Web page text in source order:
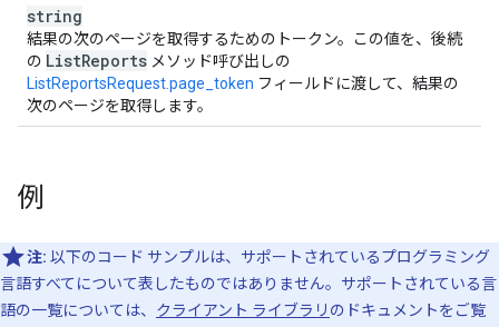
string
結果の次のページを取得するためのトークン。この値を、後続
の ListReports メソッド呼び出しの
ListReportsRequest.page_token フィールドに渡して、結果の
次のページを取得します。
例
注: 以下のコード サンプルは、サポートされているプログラミング
言語すべてについて表したものではありません。サポートされている言
語の一覧については、 クライアント ライブラリ のドキュメントをご覧